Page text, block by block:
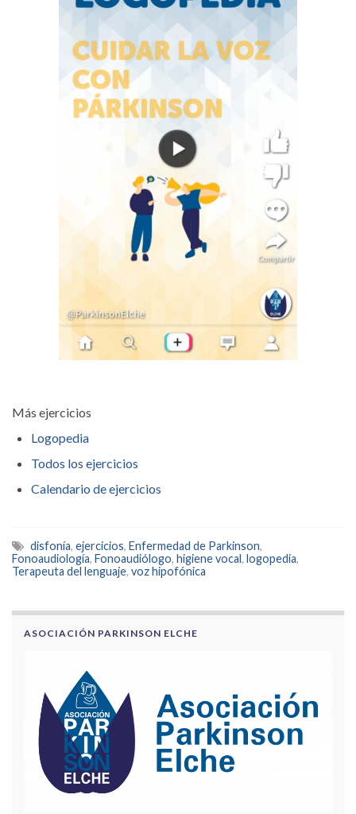
Más ejercicios
Logopedia
Todos los ejercicios
Calendario de ejercicios
disfonía, ejercicios, Enfermedad de Parkinson,
Fonoaudiología, Fonoaudiólogo, higiene vocal, logopedia,
Terapeuta del lenguaje, voz hipofónica
ASOCIACIÓN PARKINSON ELCHE